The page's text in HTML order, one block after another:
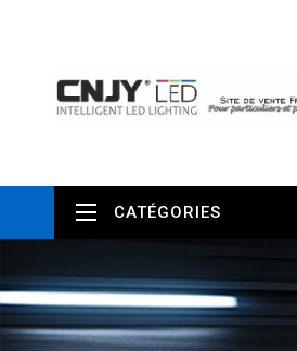
CATÉGORIES